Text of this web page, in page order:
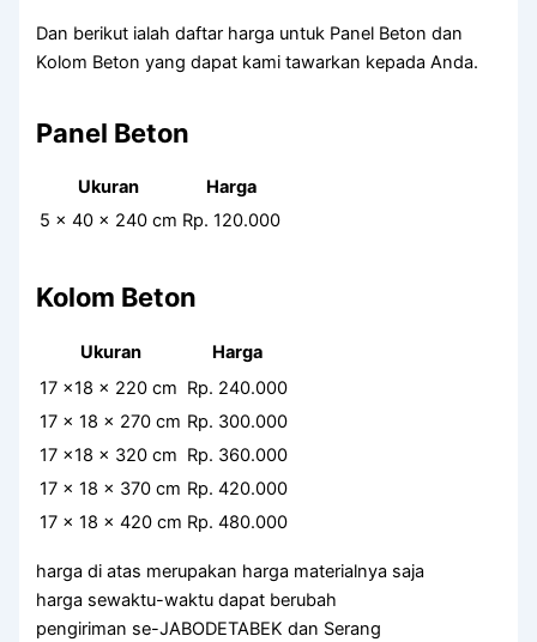
Dan berikut ialah daftar harga untuk Panel Beton dan
Kolom Beton yang dapat kami tawarkan kepada Anda.
Panel Beton
Ukuran
Harga
5 x 40 x 240 cm Rp. 120.000
Kolom Beton
Ukuran
Harga
17 x18 x 220 cm Rp. 240.000
17 x 18 x 270 cm Rp. 300.000
17 x18 x 320 cm Rp. 360.000
17 x 18 x 370 cm Rp. 420.000
17 x 18 x 420 cm Rp. 480.000
harga di atas merupakan harga materialnya saja
harga sewaktu-waktu dapat berubah
pengiriman se-JABODETABEK dan Serang